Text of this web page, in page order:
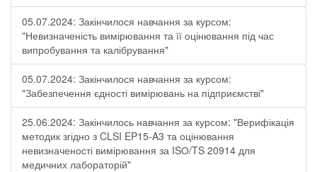
05.07.2024: Закінчилося навчання за курсом:
"Невизначеність вимірювання та її оцінювання під час
випробування та калібрування"
05.07.2024: Закінчилося навчання за курсом:
"Забезпечення єдності вимірювань на підприємстві"
25.06.2024: Закінчилось навчання за курсом: "Верифікація
методик згідно з CLSI EP15-A3 та оцінювання
невизначеності вимірювання за ISО/TS 20914 для
медичних лабораторій"